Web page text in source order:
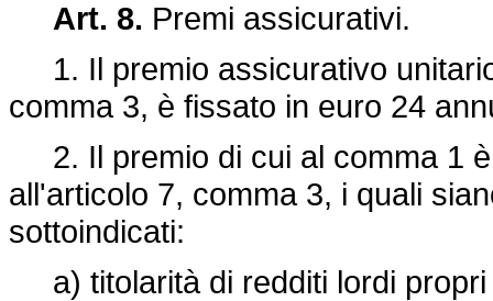
Art. 8. Premi assicurativi.
1. Il premio assicurativo
comma 3, è fissato in euro 24
2. Il premio di cui al comma 1
all'articolo 7, comma 3, i quali
sottoindicati:
a) titolarità di redditi lordi propri